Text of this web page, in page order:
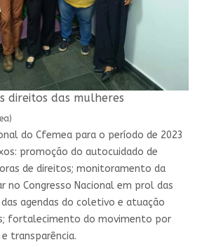
direitos das mulheres
do Cfemea para o período de 2023
promoção do autocuidado de
de direitos; monitoramento da
no Congresso Nacional em prol das
agendas do coletivo e atuação
fortalecimento do movimento por
transparência.